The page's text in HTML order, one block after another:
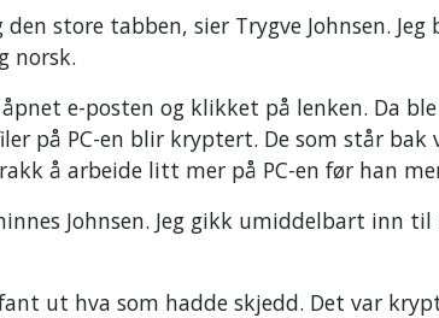
store tabben, sier Trygve Johnsen.
norsk.
e-posten og klikket på lenken. Da
på PC-en blir kryptert. De som står
å arbeide litt mer på PC-en før han
Johnsen. Jeg gikk umiddelbart inn
ut hva som hadde skjedd. Det var